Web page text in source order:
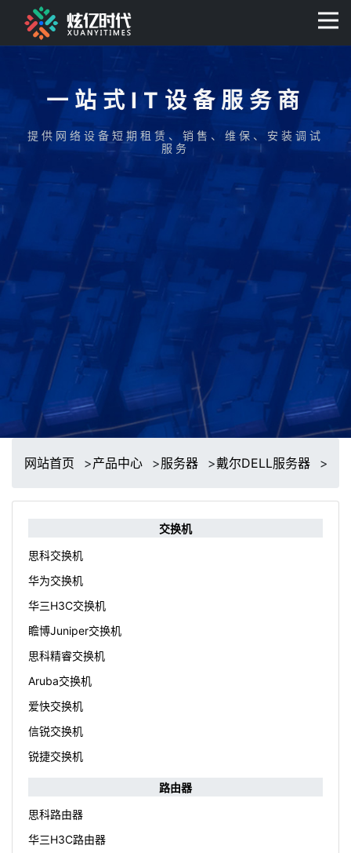
一站式IT设备服务商
提供网络设备短期租赁、销售、维保、安装调试
服务
网站首页 >产品中心 >服务器 >戴尔DELL服务器 >
交换机
思科交换机
华为交换机
华三H3C交换机
瞻博Juniper交换机
思科精睿交换机
Aruba交换机
爱快交换机
信锐交换机
锐捷交换机
路由器
思科路由器
华三H3C路由器